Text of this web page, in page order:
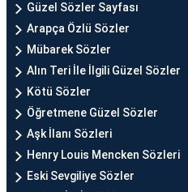
Güzel Sözler Sayfası
Arapça Özlü Sözler
Mübarek Sözler
Alın Teri İle İlgili Güzel Sözler
Kötü Sözler
Öğretmene Güzel Sözler
Aşk İlanı Sözleri
Henry Louis Mencken Sözleri
Eski Sevgiliye Sözler